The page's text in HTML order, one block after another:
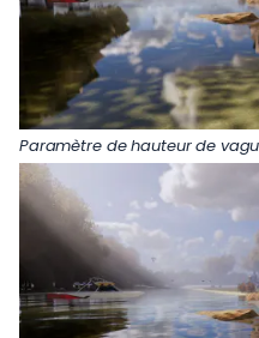
Paramètre de hauteur de